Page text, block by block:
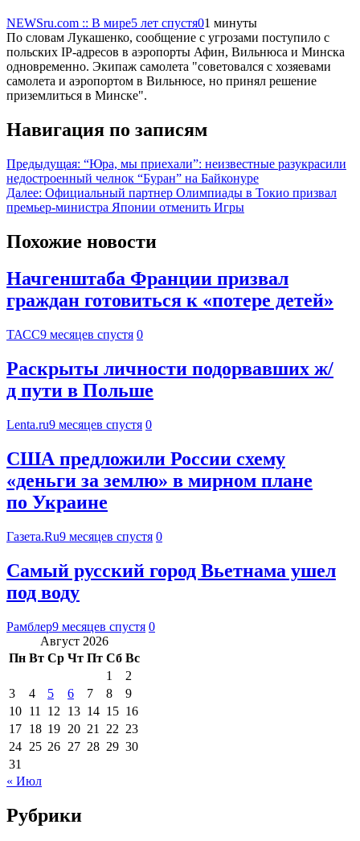
NEWSru.com :: В мире5 лет спустя01 минуты
По словам Лукашенко, сообщение с угрозами поступило с
польских IP-адресов в аэропорты Афин, Вильнюса и Минска
одновременно. Экипаж самолета "советовался с хозяевами
самолета и аэропортом в Вильнюсе, но принял решение
приземлиться в Минске".
Навигация по записям
Предыдущая: “Юра, мы приехали”: неизвестные разукрасили
недостроенный челнок “Буран” на Байконуре
Далее: Официальный партнер Олимпиады в Токио призвал
премьер-министра Японии отменить Игры
Похожие новости
Начгенштаба Франции призвал
граждан готовиться к «потере детей»
ТАСС9 месяцев спустя 0
Раскрыты личности подорвавших ж/
д пути в Польше
Lenta.ru9 месяцев спустя 0
США предложили России схему
«деньги за землю» в мирном плане
по Украине
Газета.Ru9 месяцев спустя 0
Самый русский город Вьетнама ушел
под воду
Рамблер9 месяцев спустя 0
Август 2026
Пн Вт Ср Чт Пт Сб Вс
1
2
3
4 5 6 7 8
9
10 11 12 13 14 15 16
17 18 19 20 21 22 23
24 25 26 27 28 29 30
31
« Июл
Рубрики